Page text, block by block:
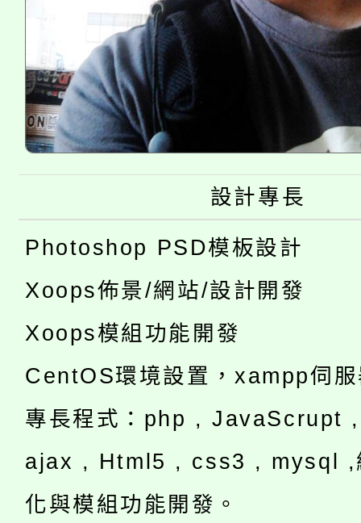
設計專長
Photoshop PSD模板設計
Xoops佈景/網站/設計開發
Xoops模組功能開發
CentOS環境設置，xampp伺
專長程式：php , JavaScrupt
ajax , Html5 , css3 , mysql ,
化與模組功能開發。